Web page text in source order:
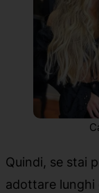
Quindi, se stai
adottare lunghi